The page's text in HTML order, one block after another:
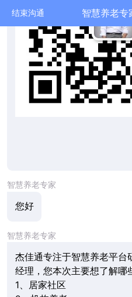
结束沟通 智慧养老专
智慧养老专家
您好
智慧养老专家
杰佳通专注于智慧养老平台
经理，您本次主要想了解哪
1、居家社区